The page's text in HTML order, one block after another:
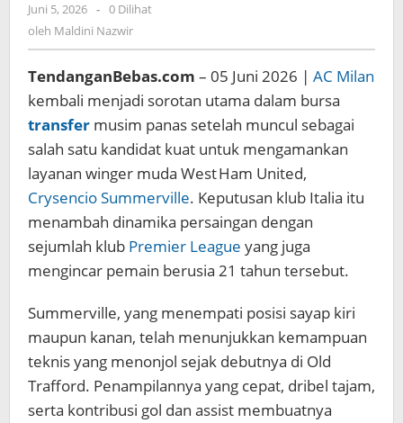
Premier
League
Juni 5, 2026 oleh
Maldini
- 0 Dilihat
oleh Maldini Nazwir
TendanganBebas.com – 05 Juni 2026 | AC Milan
kembali menjadi sorotan utama dalam bursa
transfer musim panas setelah muncul sebagai
salah satu kandidat kuat untuk mengamankan
layanan winger muda West Ham United,
Crysencio Summerville. Keputusan klub Italia itu
menambah dinamika persaingan dengan
sejumlah klub Premier League yang juga
mengincar pemain berusia 21 tahun tersebut.
Summerville, yang menempati posisi sayap kiri
maupun kanan, telah menunjukkan kemampuan
teknis yang menonjol sejak debutnya di Old
Trafford. Penampilannya yang cepat, dribel tajam,
serta kontribusi gol dan assist membuatnya